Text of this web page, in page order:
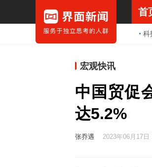
首
科
宏观快讯
中国贸促
达5.2%
张乔遇 2023年06月17日